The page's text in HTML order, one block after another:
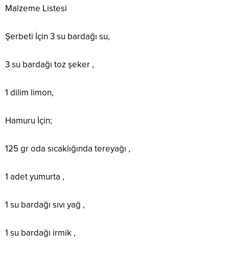
Malzeme Listesi
Şerbeti İçin 3 su bardağı su,
3 su bardağı toz şeker ,
1 dilim limon,
Hamuru İçin;
125 gr oda sıcaklığında tereyağı ,
1 adet yumurta ,
1 su bardağı sıvı yağ ,
1 su bardağı irmik ,